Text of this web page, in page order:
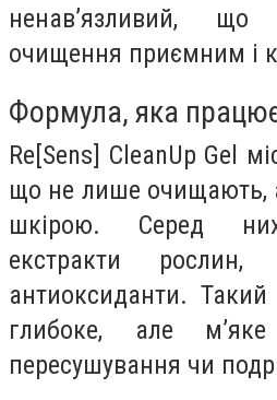
ненав’язливий,
очищення приємним і
Формула, яка
Re[Sens] CleanUp Gel
що не лише очищають,
шкірою. Серед них
екстракти рослин,
антиоксиданти. Такий
глибоке, але
пересушування чи